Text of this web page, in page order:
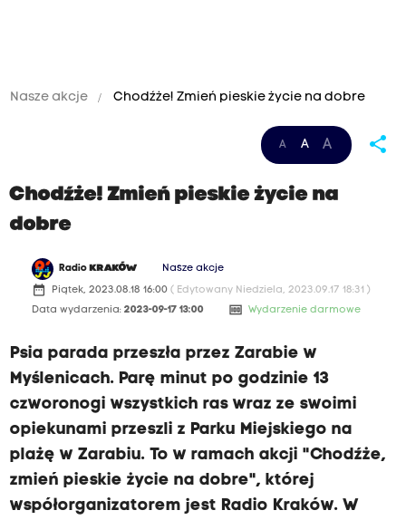
Nasze akcje Chodźże! Zmień pieskie życie na dobre
A A A share
Chodźże! Zmień pieskie życie na
dobre
Radio KRAKÓW Nasze akcje
date_range Piątek, 2023.08.18 16:00 ( Edytowany Niedziela, 2023.09.17 18:31 )
Data wydarzenia: 2023-09-17 13:00 money Wydarzenie darmowe
Psia parada przeszła przez Zarabie w
Myślenicach. Parę minut po godzinie 13
czworonogi wszystkich ras wraz ze swoimi
opiekunami przeszli z Parku Miejskiego na
plażę w Zarabiu. To w ramach akcji "Chodźże,
zmień pieskie życie na dobre", której
współorganizatorem jest Radio Kraków. W